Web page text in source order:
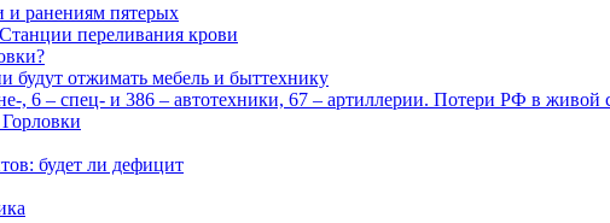
и ранениям пятерых
переливания крови
будут отжимать мебель и быттехнику
6 – спец- и 386 – автотехники, 67 – артиллерии. Потери РФ в живой
будет ли дефицит